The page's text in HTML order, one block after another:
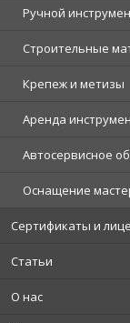
Ручной
Строительные
Крепеж и метизы
Аренда
Автосервисное
Оснащение
Сертификаты и
Статьи
О нас